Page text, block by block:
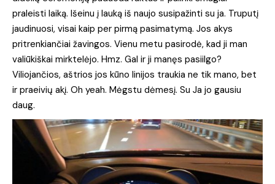
praleisti laiką. Išeinu į lauką iš naujo susipažinti su ja. Truputį
jaudinuosi, visai kaip per pirmą pasimatymą. Jos akys
pritrenkiančiai žavingos. Vienu metu pasirodė, kad ji man
valiūkiškai mirktelėjo. Hmz. Gal ir ji manęs pasiilgo?
Viliojančios, aštrios jos kūno linijos traukia ne tik mano, bet
ir praeivių akį. Oh yeah. Mėgstu dėmesį. Su Ja jo gausiu
daug.